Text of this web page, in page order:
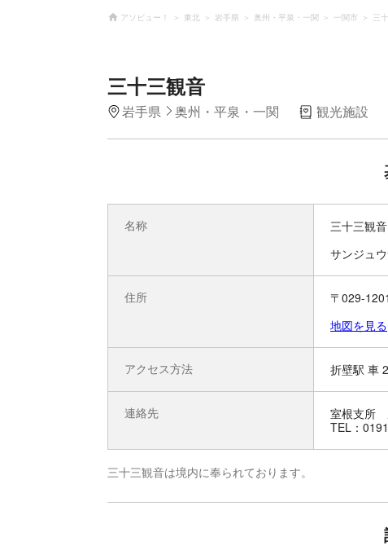
アソビュー！ 東北 岩手県 奥州・平泉・一関 一関市 三
三十三観音
岩手県 奥州・平泉・一関 観光施設
名称
三十三観音
サンジュ
住所
〒029-
地図を見る
アクセス方法 折壁駅 車
連絡先
室根支所
TEL：
三十三観音は境内に奉られております。